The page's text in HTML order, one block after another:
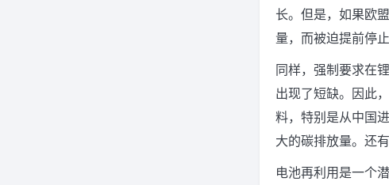
长。但是，如果欧
量，而被迫提前停
同样，强制要求在
出现了短缺。因此
料，特别是从中国
大的碳排放量。还
电池再利用是一个